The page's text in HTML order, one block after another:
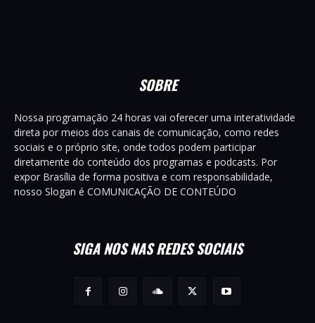
SOBRE
Nossa programação 24 horas vai oferecer uma interatividade
direta por meios dos canais de comunicação, como redes
sociais e o próprio site, onde todos podem participar
diretamente do conteúdo dos programas e podcasts. Por
expor Brasília de forma positiva e com responsabilidade,
nosso Slogan é COMUNICAÇÃO DE CONTEÚDO
SIGA NOS NAS REDES SOCIAIS